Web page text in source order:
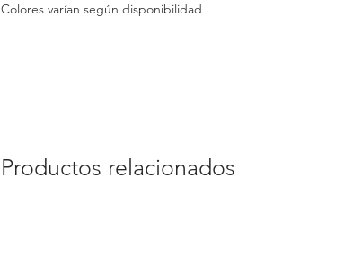
Colores varían según disponibilidad
Productos relacionados